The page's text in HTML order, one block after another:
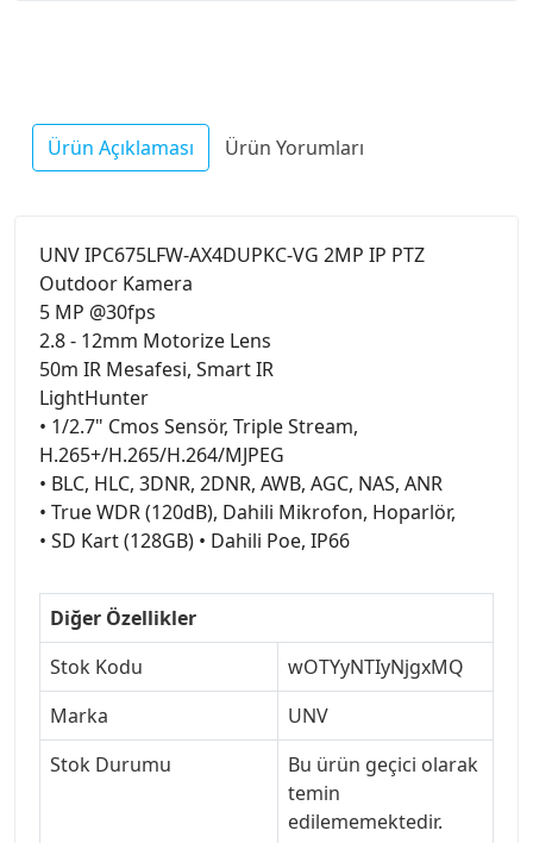
Ürün Açıklaması Ürün Yorumları
UNV IPC675LFW-AX4DUPKC-VG 2MP IP PTZ
Outdoor Kamera
5 MP @30fps
2.8 - 12mm Motorize Lens
50m IR Mesafesi, Smart IR
LightHunter
• 1/2.7" Cmos Sensör, Triple Stream,
H.265+/H.265/H.264/MJPEG
• BLC, HLC, 3DNR, 2DNR, AWB, AGC, NAS, ANR
• True WDR (120dB), Dahili Mikrofon, Hoparlör,
• SD Kart (128GB) • Dahili Poe, IP66
Diğer Özellikler
Stok Kodu
wOTYyNTIyNjgxMQ
Marka
UNV
Stok Durumu
Bu ürün geçici olarak
temin
edilememektedir.